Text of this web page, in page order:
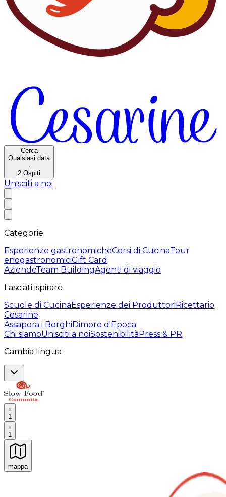
Cerca
Qualsiasi data
·
2 Ospiti
Unisciti a noi
Categorie
Esperienze gastronomicheCorsi di CucinaTour
enogastronomiciGift Card
AziendeTeam BuildingAgenti di viaggio
Lasciati ispirare
Scuole di CucinaEsperienze dei ProduttoriRicettario
Cesarine
Assapora i BorghiDimore d'Epoca
Chi siamoUnisciti a noiSostenibilitàPress & PR
Cambia lingua
1
1
mappa
Esperienze culinarie indimenticabili: Esperienze